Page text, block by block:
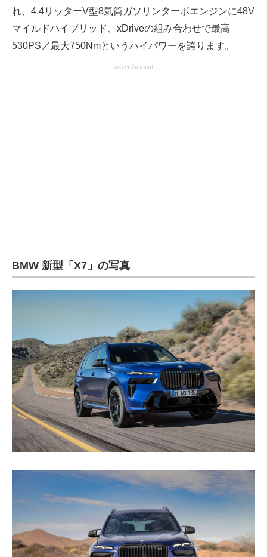
れ、4.4リッターV型8気筒ガソリンターボエンジンに48V
マイルドハイブリッド、xDriveの組み合わせで最高
530PS／最大750Nmというハイパワーを誇ります。
advertisement
BMW 新型「X7」の写真